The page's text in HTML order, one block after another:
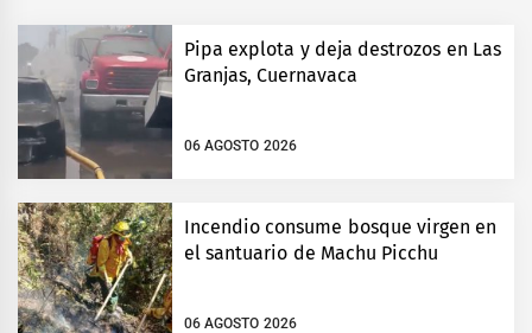
Pipa explota y deja destrozos en Las
Granjas, Cuernavaca
06 AGOSTO 2026
Incendio consume bosque virgen en
el santuario de Machu Picchu
06 AGOSTO 2026